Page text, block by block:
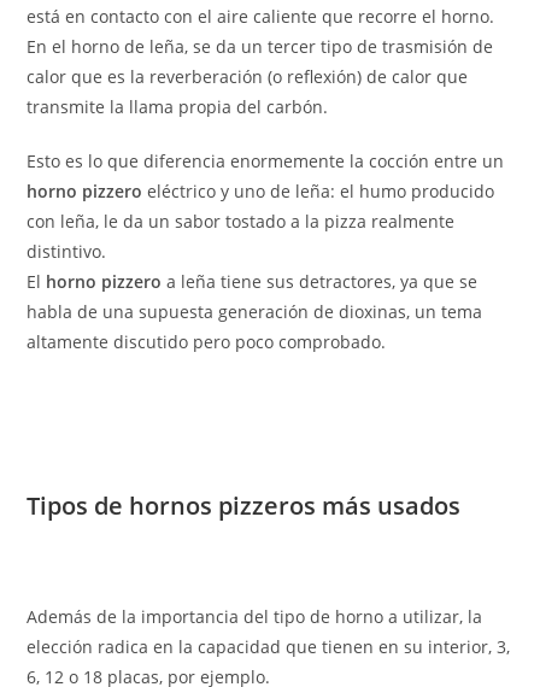
está en contacto con el aire caliente que recorre el horno.
En el horno de leña, se da un tercer tipo de trasmisión de
calor que es la reverberación (o reflexión) de calor que
transmite la llama propia del carbón.
Esto es lo que diferencia enormemente la cocción entre un
horno pizzero eléctrico y uno de leña: el humo producido
con leña, le da un sabor tostado a la pizza realmente
distintivo.
El horno pizzero a leña tiene sus detractores, ya que se
habla de una supuesta generación de dioxinas, un tema
altamente discutido pero poco comprobado.
Tipos de hornos pizzeros más usados
Además de la importancia del tipo de horno a utilizar, la
elección radica en la capacidad que tienen en su interior, 3,
6, 12 o 18 placas, por ejemplo.